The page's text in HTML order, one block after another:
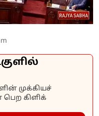
முக்கியச்
கிளிக்